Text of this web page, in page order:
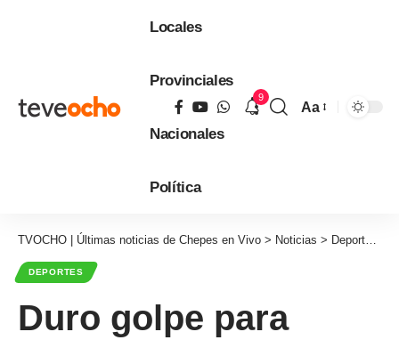
Locales
Provinciales
Nacionales
Política
9
Aa
TVOCHO | Últimas noticias de Chepes en Vivo > Noticias > Deportes
DEPORTES
Duro golpe para